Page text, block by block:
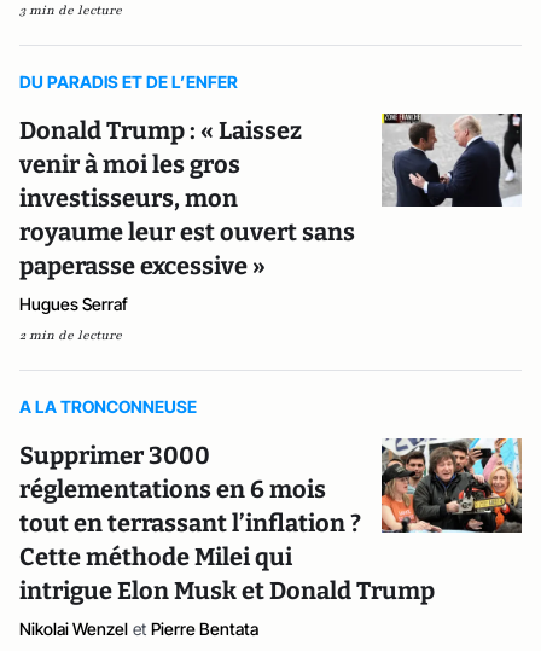
3 min de lecture
DU PARADIS ET DE L’ENFER
Donald Trump : « Laissez
venir à moi les gros
investisseurs, mon
royaume leur est ouvert sans
paperasse excessive »
Hugues Serraf
2 min de lecture
A LA TRONCONNEUSE
Supprimer 3000
réglementations en 6 mois
tout en terrassant l’inflation ?
Cette méthode Milei qui
intrigue Elon Musk et Donald Trump
Nikolai Wenzel et Pierre Bentata